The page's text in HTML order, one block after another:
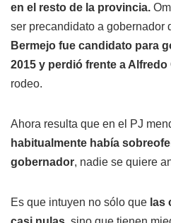
en el resto de la provincia.
ser precandidato a gobernador
Bermejo fue candidato para
2015 y perdió frente a
rodeo.
Ahora resulta que en el PJ
habitualmente había
gobernador, nadie se quiere
Es que intuyen no sólo que las